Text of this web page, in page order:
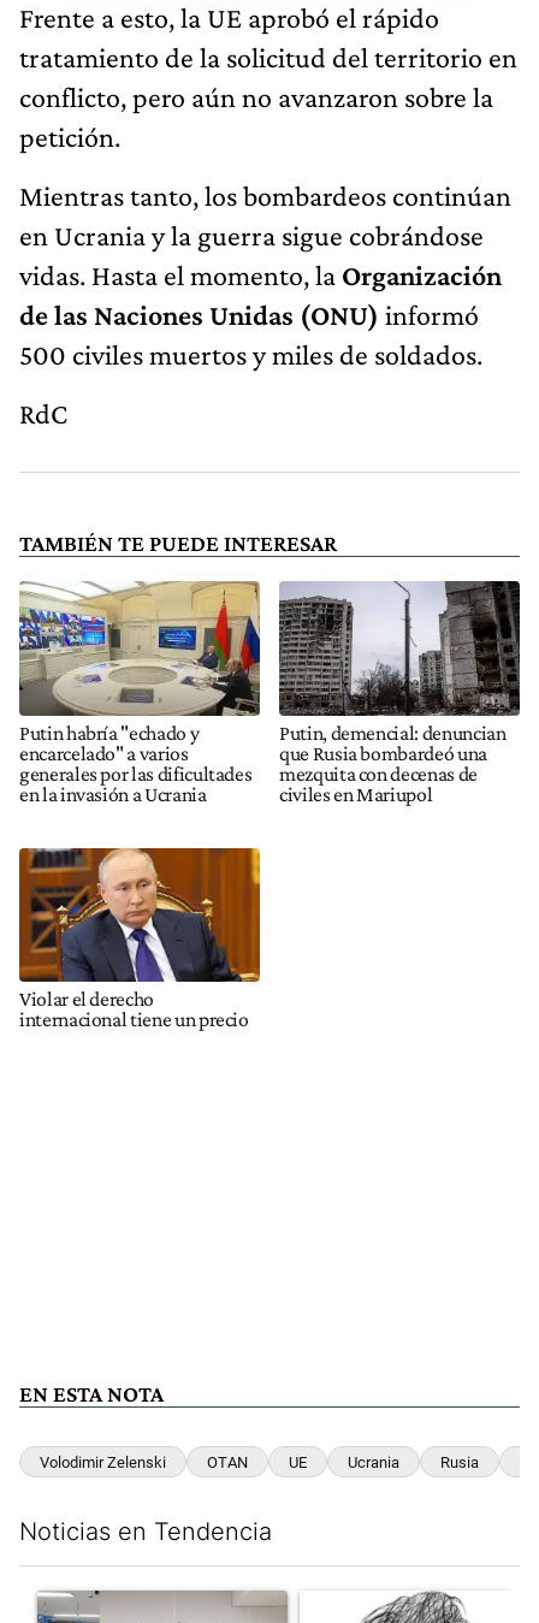
Frente a esto, la UE aprobó el rápido
tratamiento de la solicitud del territorio en
conflicto, pero aún no avanzaron sobre la
petición.
Mientras tanto, los bombardeos continúan
en Ucrania y la guerra sigue cobrándose
vidas. Hasta el momento, la Organización
de las Naciones Unidas (ONU) informó
500 civiles muertos y miles de soldados.
RdC
TAMBIÉN TE PUEDE INTERESAR
Putin habría "echado y
encarcelado" a varios
generales por las dificultades
en la invasión a Ucrania
Putin, demencial: denuncian
que Rusia bombardeó una
mezquita con decenas de
civiles en Mariupol
Violar el derecho
internacional tiene un precio
EN ESTA NOTA
Volodimir Zelenski OTAN UE Ucrania Rusia
Noticias en Tendencia
Un artículo de tendencia con el título "El FBI desembarcó en
Un artículo de tendencia